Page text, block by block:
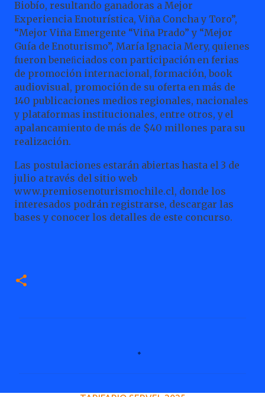
Biobío, resultando ganadoras a Mejor
Experiencia Enoturística, Viña Concha y Toro”,
“Mejor Viña Emergente “Viña Prado” y “Mejor
Guía de Enoturismo”, MaríaIgnacia Mery, quienes
fueronbeneﬁciados con participación en ferias
de promoción internacional, formación, book
audiovisual, promoción de su oferta en más de
140 publicaciones medios regionales, nacionales
y plataformas institucionales, entre otros, y el
apalancamiento de más de $40 millones para su
realización.
Las postulaciones estarán abiertas hasta el 3 de
julio através del sitio web
www.premiosenoturismochile.cl, donde los
interesados podrán registrarse, descargar las
bases y conocer los detalles de este concurso.